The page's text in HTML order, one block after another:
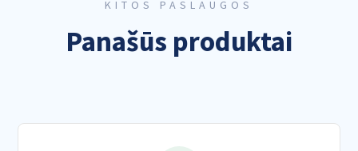
KITOS PASLAUGOS
Panašūs produktai